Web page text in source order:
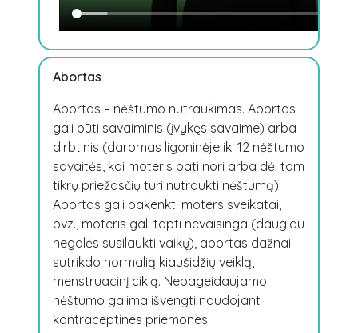
Abortas
Abortas – nėštumo nutraukimas. Abortas
gali būti savaiminis (įvykęs savaime) arba
dirbtinis (daromas ligoninėje iki 12 nėštumo
savaitės, kai moteris pati nori arba dėl tam
tikrų priežasčių turi nutraukti nėštumą).
Abortas gali pakenkti moters sveikatai,
pvz., moteris gali tapti nevaisinga (daugiau
negalės susilaukti vaikų), abortas dažnai
sutrikdo normalią kiaušidžių veiklą,
menstruacinį ciklą. Nepageidaujamo
nėštumo galima išvengti naudojant
kontraceptines priemones.